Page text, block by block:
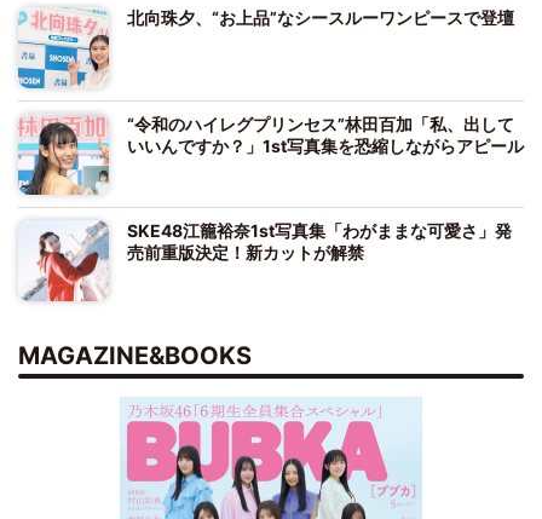
北向珠夕、“お上品”なシースルーワンピースで登壇
“令和のハイレグプリンセス”林田百加「私、出して
いいんですか？」1st写真集を恐縮しながらアピール
SKE48江籠裕奈1st写真集「わがままな可愛さ」発
売前重版決定！新カットが解禁
MAGAZINE&BOOKS